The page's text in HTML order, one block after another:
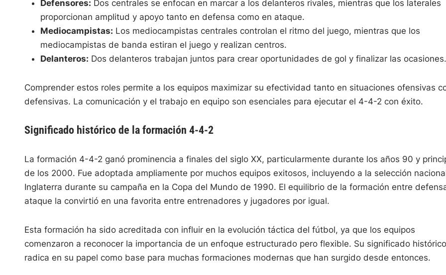
Defensores: Dos centrales se enfocan en marcar a los delanteros rivales, mientras que los laterales
proporcionan amplitud y apoyo tanto en defensa como en ataque.
Mediocampistas: Los mediocampistas centrales controlan el ritmo del juego, mientras que los
mediocampistas de banda estiran el juego y realizan centros.
Delanteros: Dos delanteros trabajan juntos para crear oportunidades de gol y finalizar las ocasiones.
Comprender estos roles permite a los equipos maximizar su efectividad tanto en situaciones ofensivas
defensivas. La comunicación y el trabajo en equipo son esenciales para ejecutar el 4-4-2 con éxito.
Significado histórico de la formación 4-4-2
La formación 4-4-2 ganó prominencia a finales del siglo XX, particularmente durante los años 90 y
de los 2000. Fue adoptada ampliamente por muchos equipos exitosos, incluyendo a la selección
Inglaterra durante su campaña en la Copa del Mundo de 1990. El equilibrio de la formación entre
ataque la convirtió en una favorita entre entrenadores y jugadores por igual.
Esta formación ha sido acreditada con influir en la evolución táctica del fútbol, ya que los equipos
comenzaron a reconocer la importancia de un enfoque estructurado pero flexible. Su significado histórico
radica en su papel como base para muchas formaciones modernas que han surgido desde entonces.